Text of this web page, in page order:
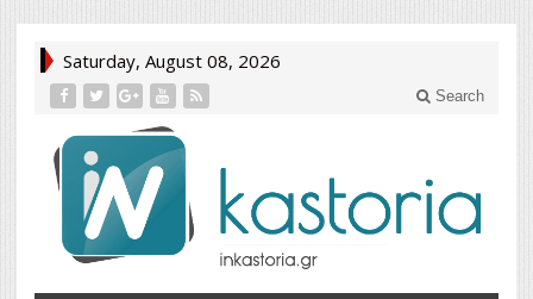
Saturday, August 08, 2026
Search